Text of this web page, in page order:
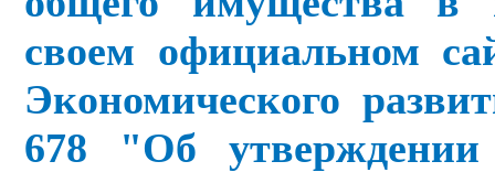
своем официальном
Экономического
678 "Об утверждении